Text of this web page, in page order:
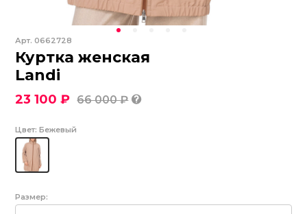
Арт.0662728
Куртка женская
Landi
23 100 ₽ 66 000 ₽
Цвет: Бежевый
Размер: